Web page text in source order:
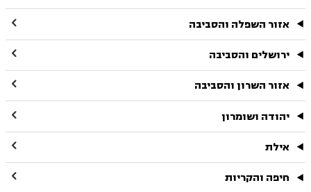
אזור השפלה והסביבה 
ירושלים והסביבה 
אזור השרון והסביבה 
יהודה ושומרון 
אילת 
חיפה והקריות 